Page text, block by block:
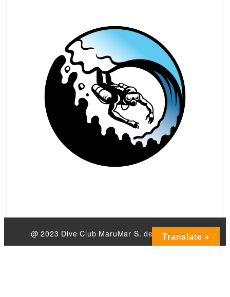
@ 2023 Dive Club MaruMar S. de R.L. de C.V.
Translate »